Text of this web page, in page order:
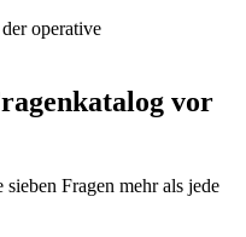
operative
vor
Fragen mehr als jede